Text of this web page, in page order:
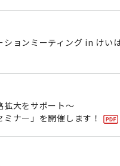
ションミーティング in けい
拡大をサポート〜
ミナー」を開催します！